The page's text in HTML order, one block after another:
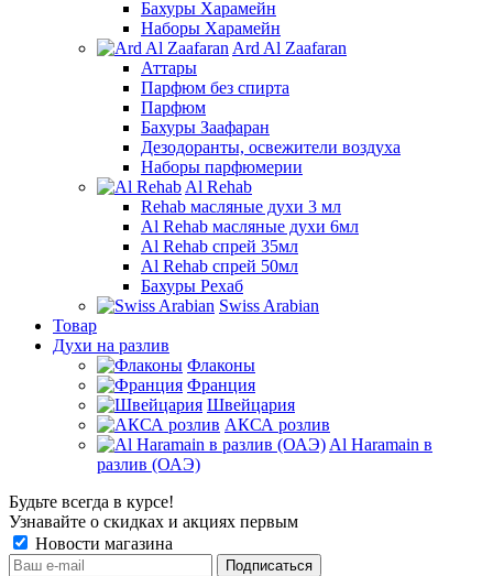
Бахуры Харамейн
Наборы Харамейн
Ard Al Zaafaran
Аттары
Парфюм без спирта
Парфюм
Бахуры Заафаран
Дезодоранты, освежители воздуха
Наборы парфюмерии
Al Rehab
Rehab масляные духи 3 мл
Al Rehab масляные духи 6мл
Al Rehab спрей 35мл
Al Rehab спрей 50мл
Бахуры Рехаб
Swiss Arabian
Товар
Духи на разлив
Флаконы
Франция
Швейцария
АКСА розлив
Al Haramain в
разлив (ОАЭ)
Будьте всегда в курсе!
Узнавайте о скидках и акциях первым
Новости магазина